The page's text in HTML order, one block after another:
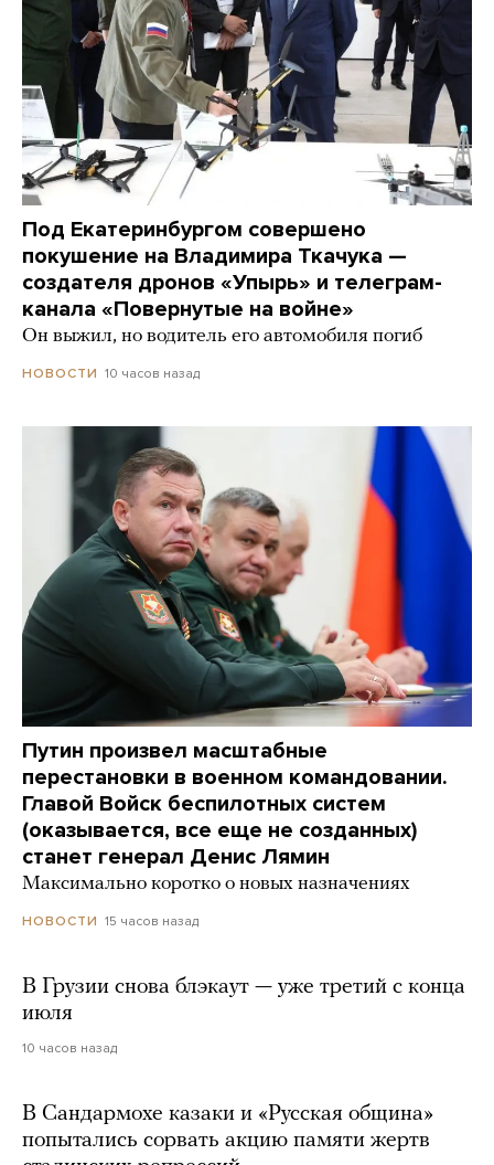
Под Екатеринбургом совершено
покушение на Владимира Ткачука —
создателя дронов «Упырь» и телеграм-
канала «Повернутые на войне»
Он выжил, но водитель его автомобиля погиб
НОВОСТИ 10 часов назад
Путин произвел масштабные
перестановки в военном командовании.
Главой Войск беспилотных систем
(оказывается, все еще не созданных)
станет генерал Денис Лямин
Максимально коротко о новых назначениях
НОВОСТИ 15 часов назад
В Грузии снова блэкаут — уже третий с конца
июля
10 часов назад
В Сандармохе казаки и «Русская община»
попытались сорвать акцию памяти жертв